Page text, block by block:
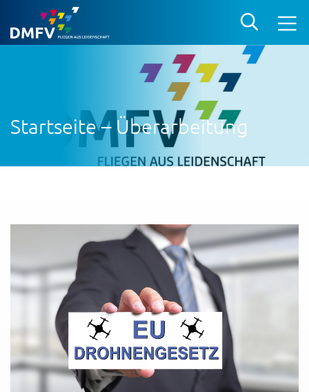
Startseite – Überarbeitung